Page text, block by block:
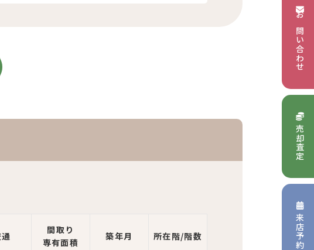
間取り
専有面積
築年月 所在階/階数
お問い合わせ
売却査定
来店予約